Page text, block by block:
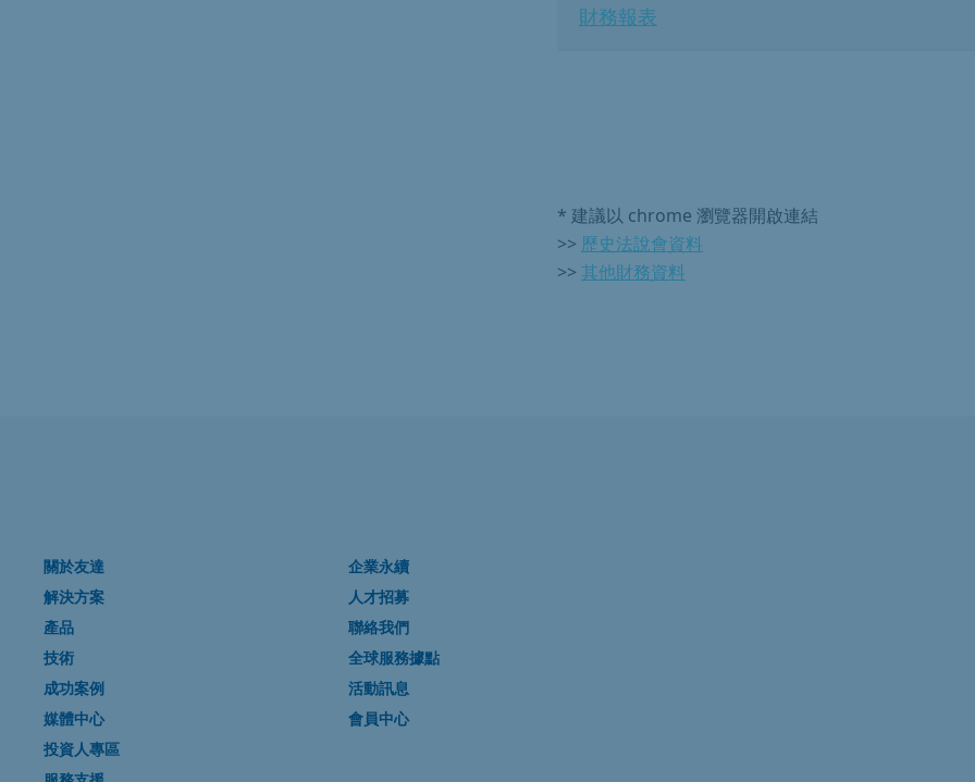
財務報表
* 建議以 chrome 瀏覽器開啟連結
>> 歷史法說會資料
>> 其他財務資料
關於友達
解決方案
產品
技術
成功案例
媒體中心
投資人專區
企業永續
人才招募
聯絡我們
全球服務據點
活動訊息
會員中心